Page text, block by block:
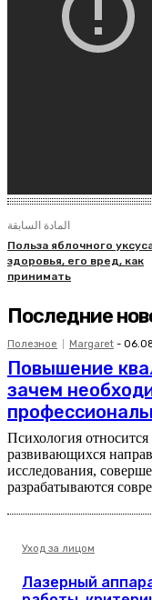
المادة السابقة
Польза яблочного
здоровья, его вред, как
принимать
Последние
Полезное Margaret -
Повышение
зачем
Психология
развивающихся
исследования,
разрабатываются
Уход за лицом
Лазерный